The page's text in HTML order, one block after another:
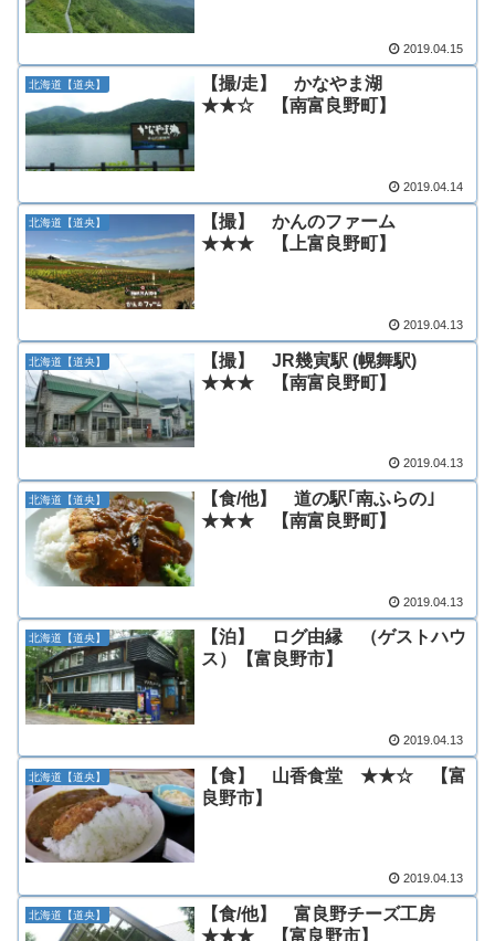
2019.04.15
北海道【道央】
【撮/走】 かなやま湖
★★☆ 【南富良野町】
2019.04.14
北海道【道央】
【撮】 かんのファーム
★★★ 【上富良野町】
2019.04.13
北海道【道央】
【撮】 JR幾寅駅 (幌舞駅)
★★★ 【南富良野町】
2019.04.13
北海道【道央】
【食/他】 道の駅｢南ふらの｣
★★★ 【南富良野町】
2019.04.13
北海道【道央】
【泊】 ログ由縁 （ゲストハウ
ス）【富良野市】
2019.04.13
北海道【道央】
【食】 山香食堂 ★★☆ 【富
良野市】
2019.04.13
北海道【道央】
【食/他】 富良野チーズ工房
★★★ 【富良野市】